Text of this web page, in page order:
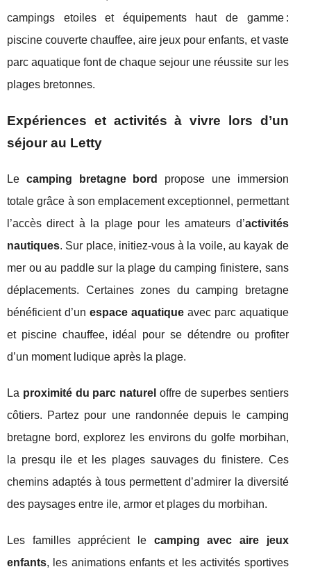
campings etoiles et équipements haut de gamme :
piscine couverte chauffee, aire jeux pour enfants, et vaste
parc aquatique font de chaque sejour une réussite sur les
plages bretonnes.
Expériences et activités à vivre lors d’un
séjour au Letty
Le camping bretagne bord
propose une immersion
totale grâce à son emplacement exceptionnel, permettant
l’accès direct à la plage pour les amateurs d’activités
nautiques. Sur place, initiez-vous à la voile, au kayak de
mer ou au paddle sur la plage du camping finistere, sans
déplacements. Certaines zones du camping bretagne
bénéficient d’un espace aquatiqueavec parc aquatique
et piscine chauffee, idéal pour se détendre ou profiter
d’un moment ludique après la plage.
La proximité du parc naturel offre de superbes sentiers
côtiers. Partez pour une randonnée depuis le camping
bretagne bord, explorez les environs du golfe morbihan,
la presqu ile et les plages sauvages du finistere. Ces
chemins adaptés à tous permettent d’admirer la diversité
des paysages entre ile, armor et plages du morbihan.
Les familles apprécient le camping avec aire jeux
enfants, les animations enfants et les activités sportives